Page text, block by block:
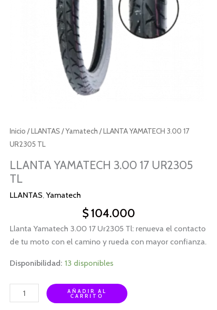
Inicio /LLANTAS /Yamatech / LLANTA YAMATECH 3.00 17
UR2305 TL
LLANTA YAMATECH 3.00 17 UR2305
TL
LLANTAS, Yamatech
$104.000
Llanta Yamatech 3.00 17 Ur2305 Tl: renueva el contacto
de tu moto con el camino y rueda con mayor confianza.
Disponibilidad: 13 disponibles
AÑADIR AL
CARRITO